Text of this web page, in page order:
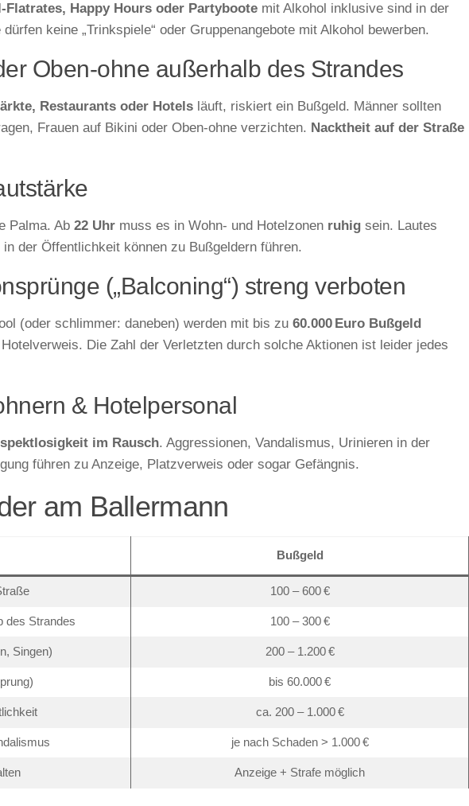
Happy Hours oder Partyboote mit Alkohol inklusive sind in der
keine „Trinkspiele“ oder Gruppenangebote mit Alkohol bewerben.
Oben-ohne außerhalb des Strandes
Restaurants oder Hotels läuft, riskiert ein Bußgeld. Männer sollten
Frauen auf Bikini oder Oben-ohne verzichten. Nacktheit auf der Straße
Palma. Ab 22 Uhr muss es in Wohn- und Hotelzonen ruhig sein. Lautes
der Öffentlichkeit können zu Bußgeldern führen.
(„Balconing“) streng verboten
(oder schlimmer: daneben) werden mit bis zu 60.000 Euro Bußgeld
Die Zahl der Verletzten durch solche Aktionen ist leider jedes
& Hotelpersonal
im Rausch. Aggressionen, Vandalismus, Urinieren in der
führen zu Anzeige, Platzverweis oder sogar Gefängnis.
am Ballermann
Bußgeld
100 – 600 €
des Strandes 100 – 300 €
Singen) 200 – 1.200 €
bis 60.000 €
ca. 200 – 1.000 €
je nach Schaden > 1.000 €
Anzeige + Strafe möglich